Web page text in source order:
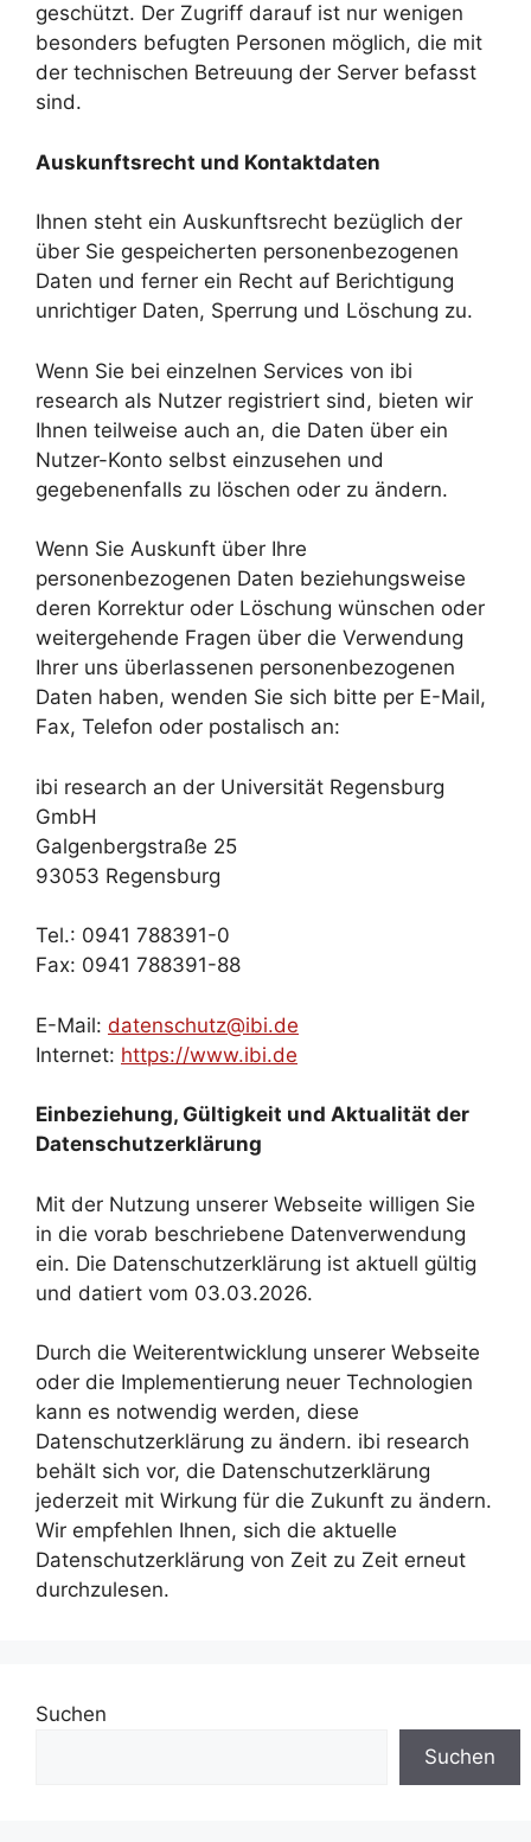
geschützt. Der Zugriff darauf ist nur wenigen
besonders befugten Personen möglich, die mit
der technischen Betreuung der Server befasst
sind.
Auskunftsrecht und Kontaktdaten
Ihnen steht ein Auskunftsrecht bezüglich der
über Sie gespeicherten personenbezogenen
Daten und ferner ein Recht auf Berichtigung
unrichtiger Daten, Sperrung und Löschung zu.
Wenn Sie bei einzelnen Services von ibi
research als Nutzer registriert sind, bieten wir
Ihnen teilweise auch an, die Daten über ein
Nutzer-Konto selbst einzusehen und
gegebenenfalls zu löschen oder zu ändern.
Wenn Sie Auskunft über Ihre
personenbezogenen Daten beziehungsweise
deren Korrektur oder Löschung wünschen oder
weitergehende Fragen über die Verwendung
Ihrer uns überlassenen personenbezogenen
Daten haben, wenden Sie sich bitte per E-Mail,
Fax, Telefon oder postalisch an:
ibi research an der Universität Regensburg
GmbH
Galgenbergstraße 25
93053 Regensburg
Tel.: 0941 788391-0
Fax: 0941 788391-88
E-Mail: datenschutz@ibi.de
Internet: https://www.ibi.de
Einbeziehung, Gültigkeit und Aktualität der
Datenschutzerklärung
Mit der Nutzung unserer Webseite willigen Sie
in die vorab beschriebene Datenverwendung
ein. Die Datenschutzerklärung ist aktuell gültig
und datiert vom 03.03.2026.
Durch die Weiterentwicklung unserer Webseite
oder die Implementierung neuer Technologien
kann es notwendig werden, diese
Datenschutzerklärung zu ändern. ibi research
behält sich vor, die Datenschutzerklärung
jederzeit mit Wirkung für die Zukunft zu ändern.
Wir empfehlen Ihnen, sich die aktuelle
Datenschutzerklärung von Zeit zu Zeit erneut
durchzulesen.
Suchen
Suchen